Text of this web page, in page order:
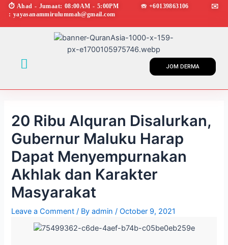
Skip
content
⏱︎ Ahad - Jumaat: 08:00AM - 5:00PM ☏ +60139863106 ✉︎
: yayasanammirulummah@gmail.com
Menu JOM DERMA
20 Ribu Alquran Disalurkan,
Gubernur Maluku Harap
Dapat Menyempurnakan
Akhlak dan Karakter
Masyarakat
Leave a Comment / Byadmin/October 9, 2021
Post
navigation